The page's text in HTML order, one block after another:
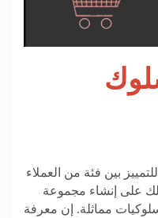
بين فئة من العملاء
على إنشاء مجموعة
مماثلة. إن معرفة